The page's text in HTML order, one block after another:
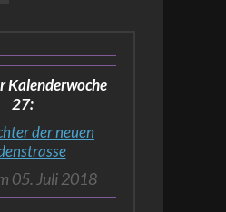
Kalenderwoche
27:
der neuen
05. Juli 2018